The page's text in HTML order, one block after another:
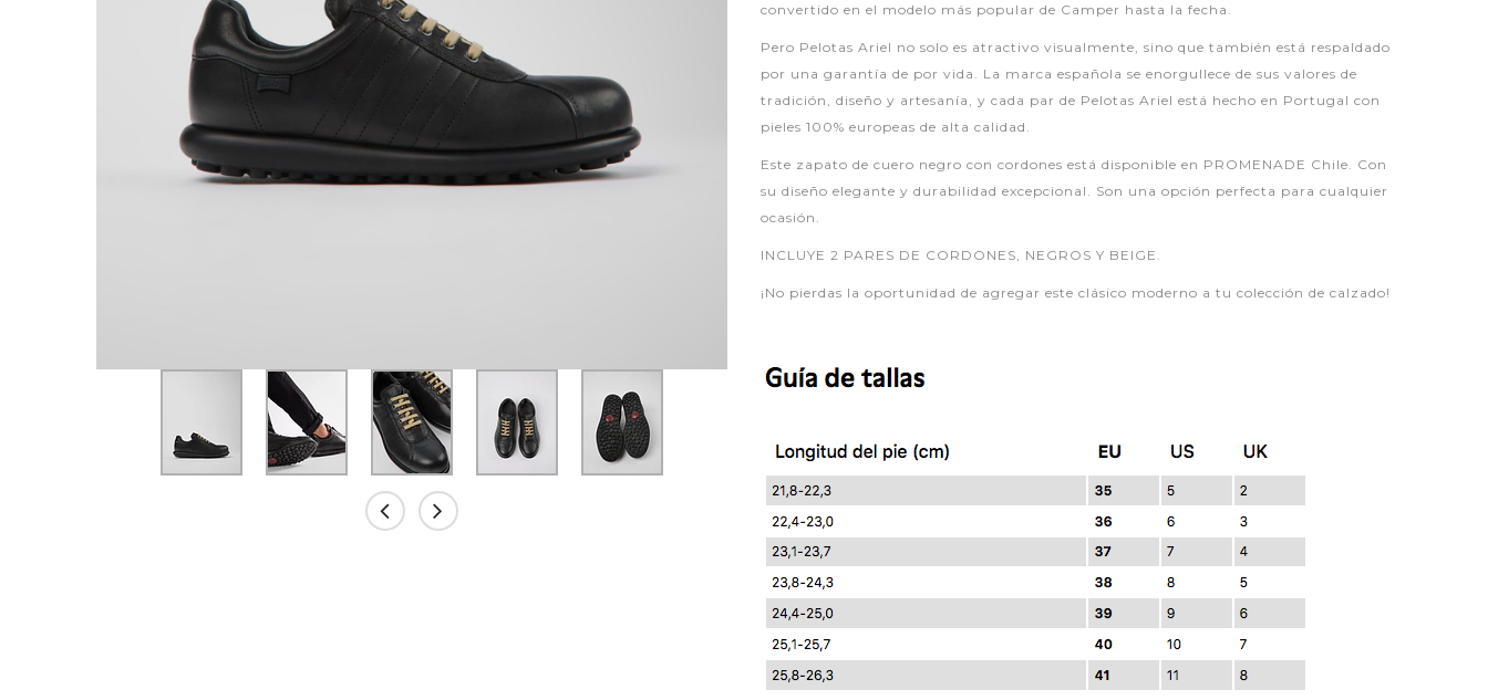
convertido en el modelo más popular de Camper hasta la fecha.
Pero Pelotas Ariel no solo es atractivo visualmente, sino que también está respaldado
por una garantía de por vida. La marca española se enorgullece de sus valores de
tradición, diseño y artesanía, y cada par de Pelotas Ariel está hecho en Portugal con
pieles 100% europeas de alta calidad.
Este zapato de cuero negro con cordones está disponible en PROMENADE Chile. Con
su diseño elegante y durabilidad excepcional. Son una opción perfecta para cualquier
ocasión.
INCLUYE 2 PARES DE CORDONES, NEGROS Y BEIGE.
¡No pierdas la oportunidad de agregar este clásico moderno a tu colección de calzado!